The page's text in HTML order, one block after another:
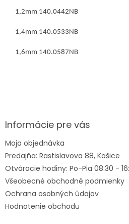
1,2mm 140.0442NB
1,4mm 140.0533NB
1,6mm 140.0587NB
ä
e
Informácie pre vás
Moja objednávka
Predajňa: Rastislavova 88, Košice
Otváracie hodiny: Po-Pia 08:30 -
Všeobecné obchodné podmienky
Ochrana osobných údajov
Hodnotenie obchodu